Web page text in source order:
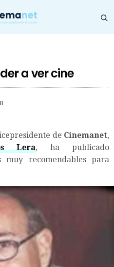
a ver cine
de Cinemanet,
Lera, ha publicado
muy recomendables para